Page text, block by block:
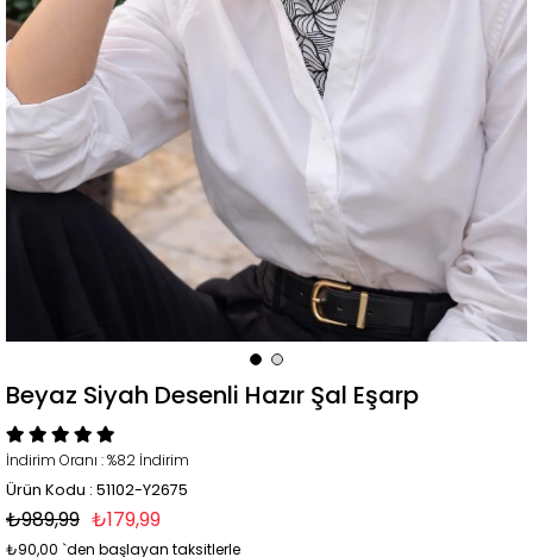
Beyaz Siyah Desenli Hazır Şal Eşarp
İndirim Oranı :%82 İndirim
Ürün Kodu : 51102-Y2675
₺989,99 ₺179,99
₺90,00 `den başlayan taksitlerle